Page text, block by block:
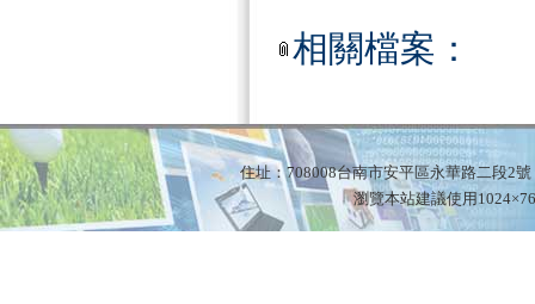
相關檔案：
住址：708008台南市安平區永華路二段2號
瀏覽本站建議使用